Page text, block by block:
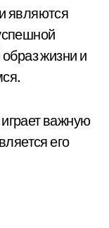
являются
жизни и
важную
его